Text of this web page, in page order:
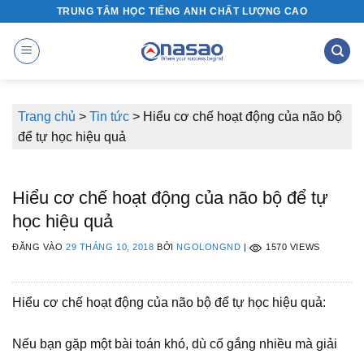
nội
TRUNG TÂM HỌC TIẾNG ANH CHẤT LƯỢNG CAO
Trang chủ > Tin tức > Hiểu cơ chế hoạt động của não bộ
để tự học hiệu quả
Hiểu cơ chế hoạt động của não bộ để tự
học hiệu quả
ĐĂNG VÀO29 THÁNG 10, 2018 BỞI NGOLONGND | 1570 VIEWS
Hiểu cơ chế hoạt động của não bộ để tự học hiệu quả:
Nếu bạn gặp một bài toán khó, dù cố gắng nhiều mà giải